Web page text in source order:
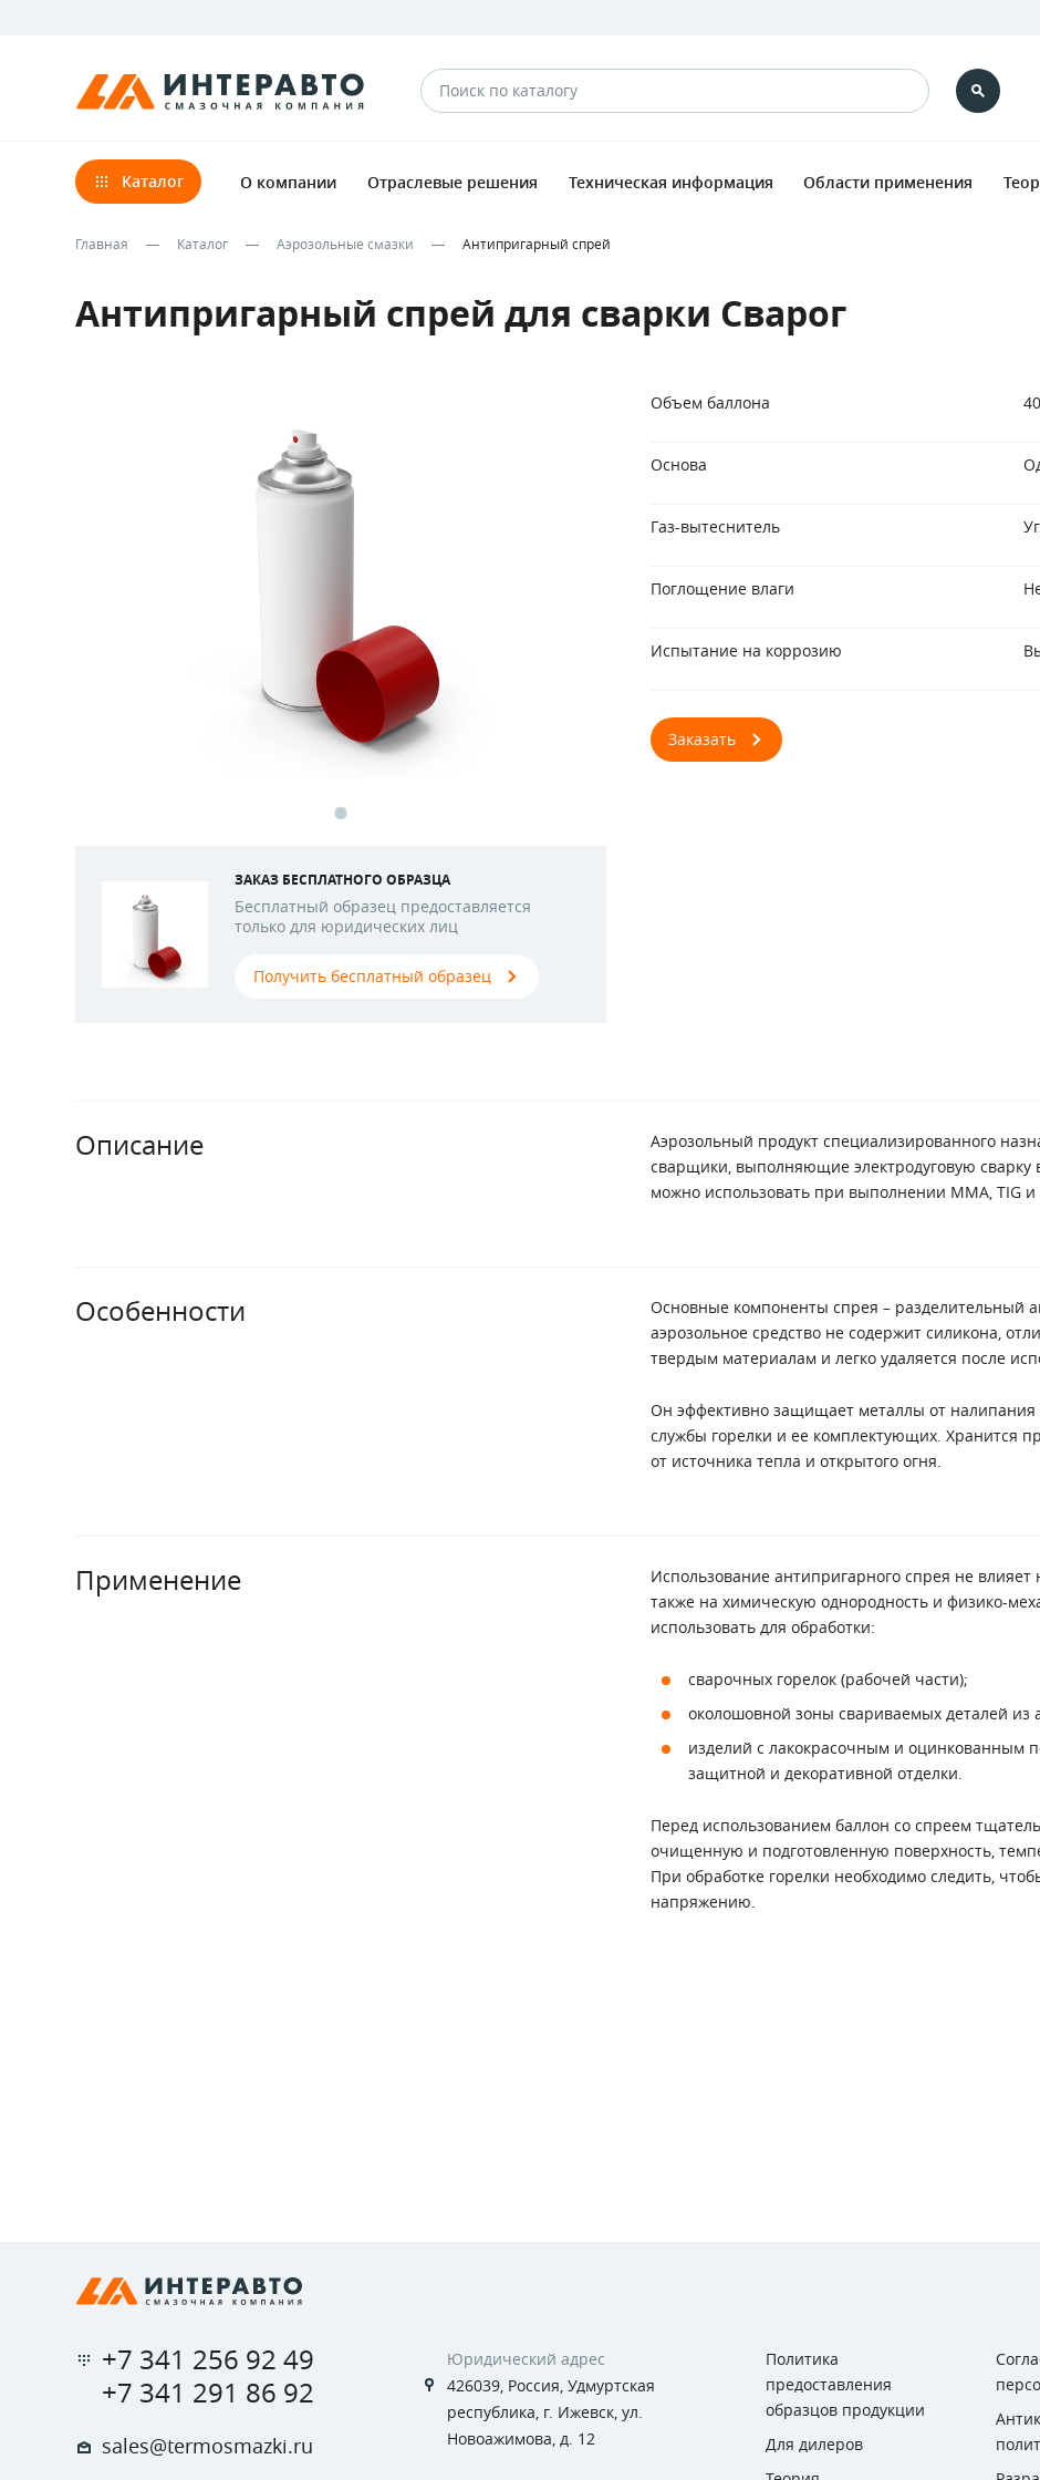
Каталог О компании Отраслевые решения Техническая информация Области применения
Главная Каталог Аэрозольные смазки Антипригарный спрей
Антипригарный спрей для сварки Сварог
ЗАКАЗ БЕСПЛАТНОГО ОБРАЗЦА
Бесплатный образец предоставляется
только для юридических лиц
Получить бесплатный образец
Объем баллона
Основа
Газ-вытеснитель
Поглощение влаги
Испытание на коррозию
Заказать
Описание
Аэрозольный продукт специализированного
сварщики, выполняющие электродуговую сварку
можно использовать при выполнении MMA, TIG и
Особенности
Основные компоненты спрея – разделительный
аэрозольное средство не содержит силикона,
твердым материалам и легко удаляется после
Он эффективно защищает металлы от налипания
службы горелки и ее комплектующих. Хранится
от источника тепла и открытого огня.
Применение
Использование антипригарного спрея не
также на химическую однородность и физико-
использовать для обработки:
сварочных горелок (рабочей части);
околошовной зоны свариваемых деталей
изделий с лакокрасочным и оцинкованным
защитной и декоративной отделки.
Перед использованием баллон со спреем
очищенную и подготовленную поверхность,
При обработке горелки необходимо следить,
напряжению.
+7 341 256 92 49
+7 341 291 86 92
sales@termosmazki.ru
Юридический адрес
426039, Россия, Удмуртская
республика, г. Ижевск, ул.
Новоажимова, д. 12
Политика
предоставления
образцов продукции
Для дилеров